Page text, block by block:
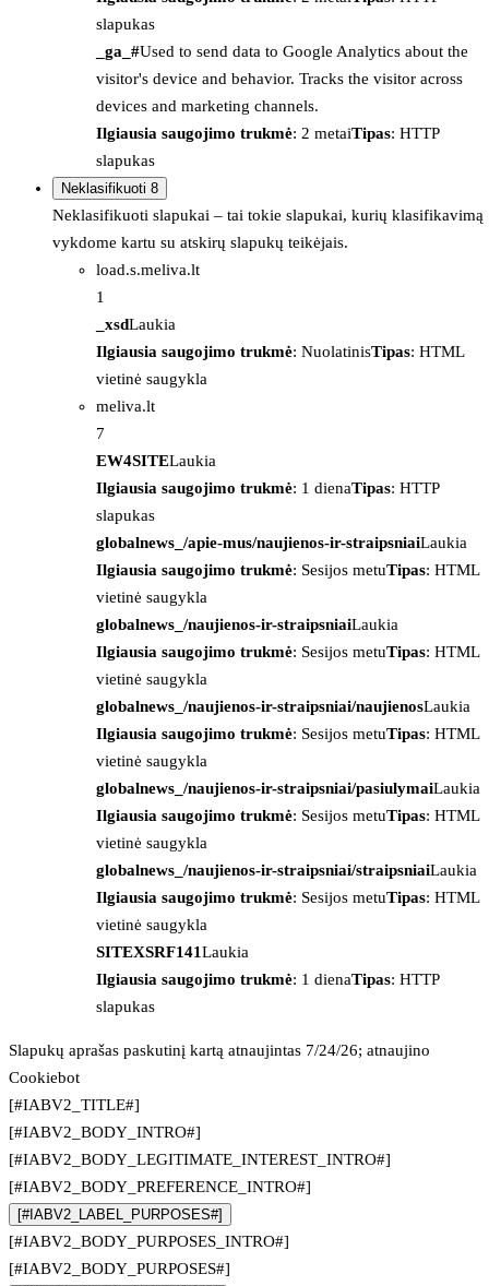
slapukas
_ga_#Used to send data to Google Analytics about the
visitor's device and behavior. Tracks the visitor across
devices and marketing channels.
Ilgiausia saugojimo trukmė: 2 metaiTipas: HTTP
slapukas
Neklasifikuoti 8
Neklasifikuoti slapukai – tai tokie slapukai, kurių klasifikavimą
vykdome kartu su atskirų slapukų teikėjais.
load.s.meliva.lt
1
_xsdLaukia
Ilgiausia saugojimo trukmė: NuolatinisTipas: HTML
vietinė saugykla
meliva.lt
7
EW4SITELaukia
Ilgiausia saugojimo trukmė: 1 dienaTipas: HTTP
slapukas
globalnews_/apie-mus/naujienos-ir-straipsniaiLaukia
Ilgiausia saugojimo trukmė: Sesijos metuTipas: HTML
vietinė saugykla
globalnews_/naujienos-ir-straipsniaiLaukia
Ilgiausia saugojimo trukmė: Sesijos metuTipas: HTML
vietinė saugykla
globalnews_/naujienos-ir-straipsniai/naujienosLaukia
Ilgiausia saugojimo trukmė: Sesijos metuTipas: HTML
vietinė saugykla
globalnews_/naujienos-ir-straipsniai/pasiulymaiLaukia
Ilgiausia saugojimo trukmė: Sesijos metuTipas: HTML
vietinė saugykla
globalnews_/naujienos-ir-straipsniai/straipsniaiLaukia
Ilgiausia saugojimo trukmė: Sesijos metuTipas: HTML
vietinė saugykla
SITEXSRF141Laukia
Ilgiausia saugojimo trukmė: 1 dienaTipas: HTTP
slapukas
Slapukų aprašas paskutinį kartą atnaujintas 7/24/26; atnaujino
Cookiebot
[#IABV2_TITLE#]
[#IABV2_BODY_INTRO#]
[#IABV2_BODY_LEGITIMATE_INTEREST_INTRO#]
[#IABV2_BODY_PREFERENCE_INTRO#]
[#IABV2_LABEL_PURPOSES#]
[#IABV2_BODY_PURPOSES_INTRO#]
[#IABV2_BODY_PURPOSES#]